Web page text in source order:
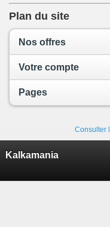
Plan du site
Nos offres
Votre compte
Pages
Consulter
Kalkamania